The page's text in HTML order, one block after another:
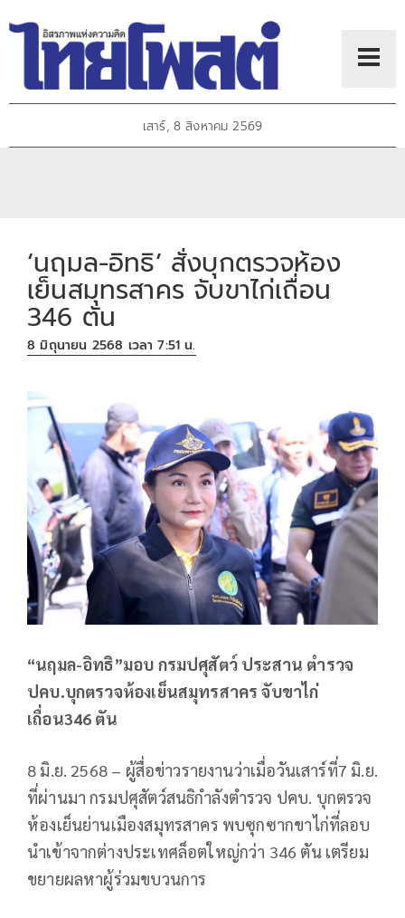
เสาร์, 8 สิงหาคม 2569
‘นฤมล-อิทธิ’ สั่งบุกตรวจห้อง
เย็นสมุทรสาคร จับขาไก่เถื่อน
346 ตัน
8 มิถุนายน 2568 เวลา 7:51 น.
“นฤมล-อิทธิ”มอบ กรมปศุสัตว์ ประสาน ตำรวจ
ปคบ.บุกตรวจห้องเย็นสมุทรสาคร จับขาไก่
เถื่อน346 ตัน
8 มิ.ย. 2568 – ผู้สื่อข่าวรายงานว่าเมื่อวันเสาร์ที่7 มิ.ย.
ที่ผ่านมา กรมปศุสัตว์สนธิกำลังตำรวจ ปคบ. บุกตรวจ
ห้องเย็นย่านเมืองสมุทรสาคร พบซุกซากขาไก่ที่ลอบ
นำเข้า​จากต่างประเทศล็อตใหญ่กว่า 346 ตัน เตรียม
ขยายผลหาผู้ร่วมขบวนการ